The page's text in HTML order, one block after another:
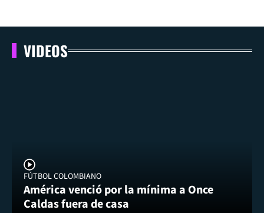
VIDEOS
FÚTBOL COLOMBIANO
América venció por la mínima a Once
Caldas fuera de casa